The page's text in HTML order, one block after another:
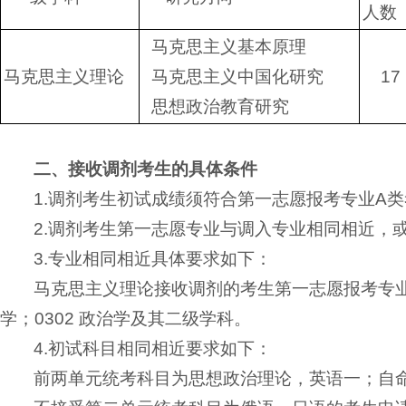
人数
马克思主义理论
马克思主义基本原理
马克思主义中国化研究
思想政治教育研究
17
二、接收调剂考生的具体条件
1.调剂考生初试成绩须符合第一志愿报考专业A
2.调剂考生第一志愿专业与调入专业相同相近，
3.专业相同相近具体要求如下：
马克思主义理论接收调剂的考生第一志愿报考
学；0302 政治学及其二级学科。
4.初试科目相同相近要求如下：
前两单元统考科目为思想政治理论，英语一；自